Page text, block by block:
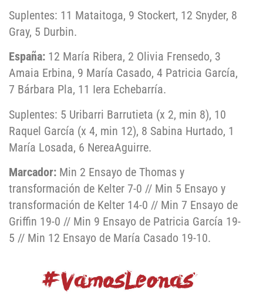
Suplentes: 11 Mataitoga, 9 Stockert, 12 Snyder, 8
Gray, 5 Durbin.
España: 12 María Ribera, 2 Olivia Frensedo, 3
Amaia Erbina, 9 María Casado, 4 Patricia García,
7 Bárbara Pla, 11 Iera Echebarría.
Suplentes: 5 Uribarri Barrutieta (x 2, min 8), 10
Raquel García (x 4, min 12), 8 Sabina Hurtado, 1
María Losada, 6 NereaAguirre.
Marcador: Min 2 Ensayo de Thomas y
transformación de Kelter 7-0 // Min 5 Ensayo y
transformación de Kelter 14-0 // Min 7 Ensayo de
Griffin 19-0 // Min 9 Ensayo de Patricia García 19-
5 // Min 12 Ensayo de María Casado 19-10.